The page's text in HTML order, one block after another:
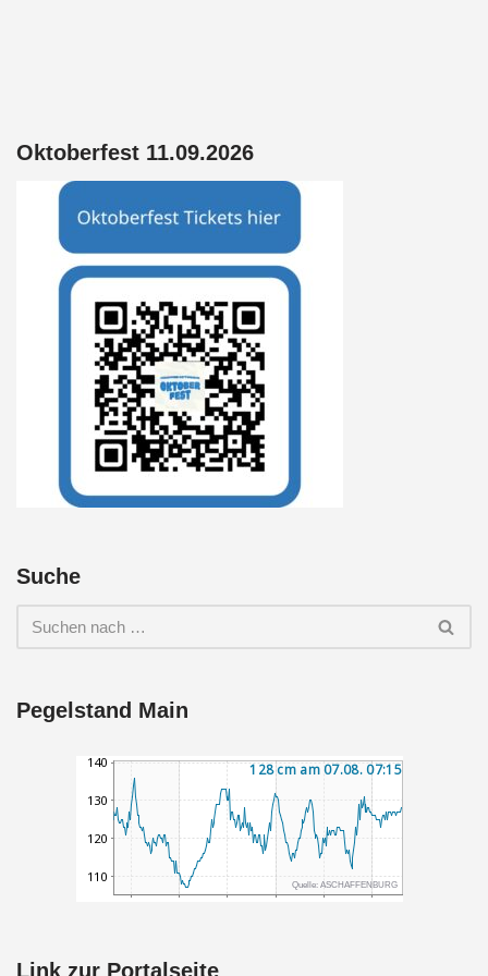
Oktoberfest 11.09.2026
Suche
Pegelstand Main
Link zur Portalseite